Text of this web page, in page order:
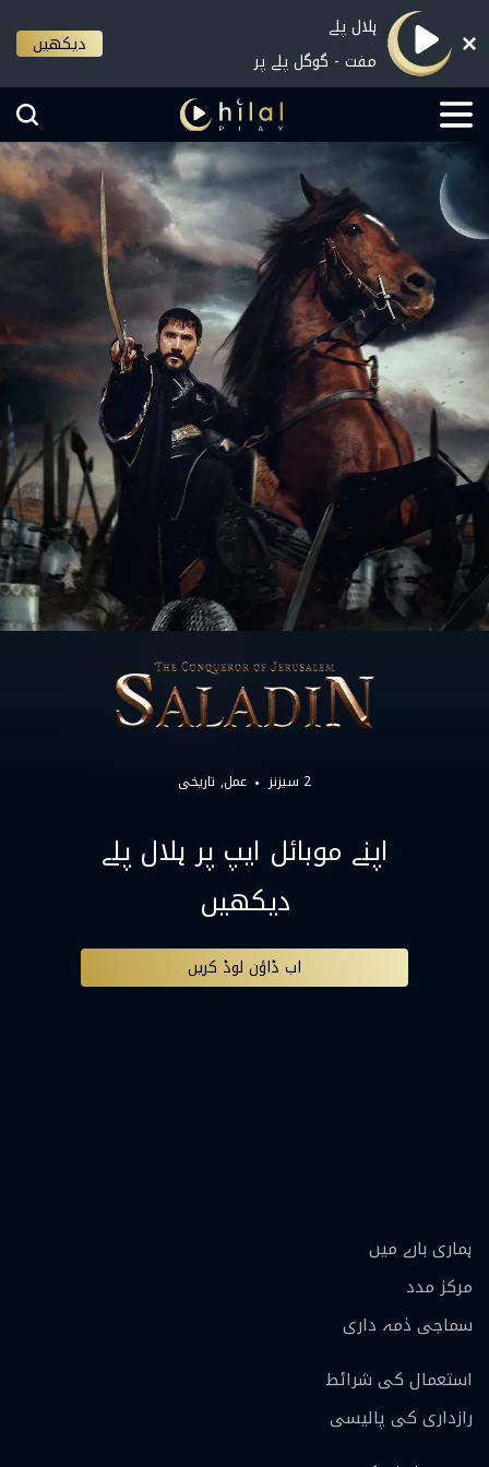
ہلال پلے
مفت - گوگل پلے پر
دیکھیں
2 سیزنز عمل تاریخی
اپنے موبائل ایپ پر ہلال پلے
دیکھیں
اب ڈاؤن لوڈ کریں
ہماری بارے ميں
مرکز مدد
سماجی ذمہ داری
استعمال کی شرائط
رازداری کی پالیسی